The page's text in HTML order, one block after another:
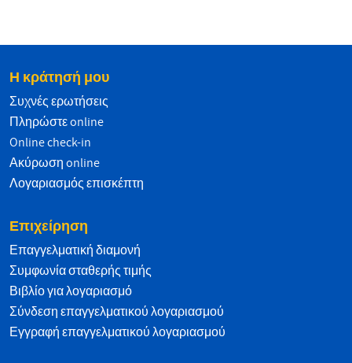
Η κράτησή μου
Συχνές ερωτήσεις
Πληρώστε online
Online check-in
Ακύρωση online
Λογαριασμός επισκέπτη
Επιχείρηση
Επαγγελματική διαμονή
Συμφωνία σταθερής τιμής
Βιβλίο για λογαριασμό
Σύνδεση επαγγελματικού λογαριασμού
Εγγραφή επαγγελματικού λογαριασμού